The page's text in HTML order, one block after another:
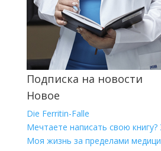
Подписка на новости
Новое
Die Ferritin-Falle
Мечтаете написать свою книгу?
Моя жизнь за пределами